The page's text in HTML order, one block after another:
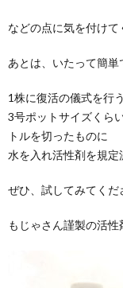
などの点に気を付けて
あとは、いたって簡単
1株に復活の儀式を行
3号ポットサイズくら
トルを切ったものに
水を入れ活性剤を規定
ぜひ、試してみてくだ
もじゃさん謹製の活性